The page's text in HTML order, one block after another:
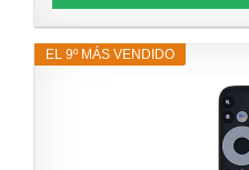
EL 9º MÁS VENDIDO